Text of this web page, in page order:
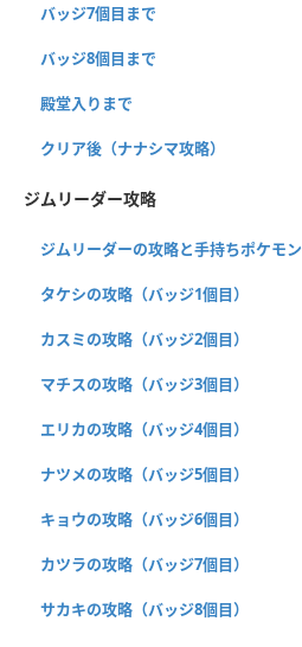
バッジ7個目まで
バッジ8個目まで
殿堂入りまで
クリア後（ナナシマ攻略）
ジムリーダー攻略
ジムリーダーの攻略と手持ちポケモン
タケシの攻略（バッジ1個目）
カスミの攻略（バッジ2個目）
マチスの攻略（バッジ3個目）
エリカの攻略（バッジ4個目）
ナツメの攻略（バッジ5個目）
キョウの攻略（バッジ6個目）
カツラの攻略（バッジ7個目）
サカキの攻略（バッジ8個目）